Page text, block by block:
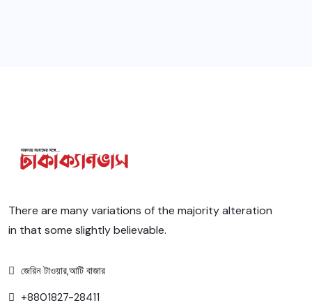
There are many variations of the majority alteration
in that some slightly believable.
জেরিন টাওয়ার,আটি বাজার
+8801827-28411